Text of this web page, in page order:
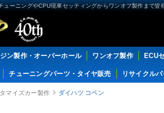
ューニングやCPU現車セッティングからワンオフ製作まで皆
ン製作・オーバーホール ワンオフ製作 ECU
チューニングパーツ・タイヤ販売 リサイクル
マイズカー製作 ダイハツ コペン